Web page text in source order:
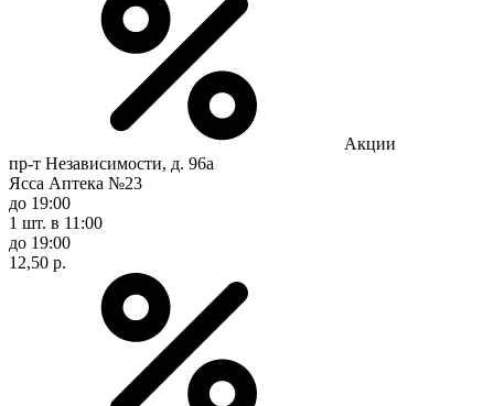
Акции
пр-т Независимости, д. 96а
Ясса Аптека №23
до 19:00
1 шт. в 11:00
до 19:00
12,50 р.